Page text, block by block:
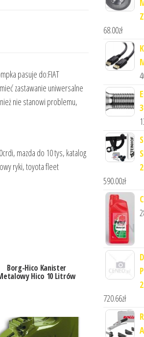
pasuje do:FIAT
zastawanie uniwersalne
nie stanowi problemu,
mazda do 10 tys, katalog
ryki, toyota fleet
Borg-Hico Kanister
Hico 10 Litrów
68.00zł
590.00zł
720.66zł